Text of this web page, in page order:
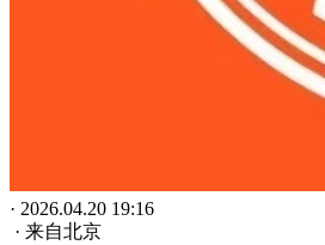
· 2026.04.20 19:16
· 来自北京